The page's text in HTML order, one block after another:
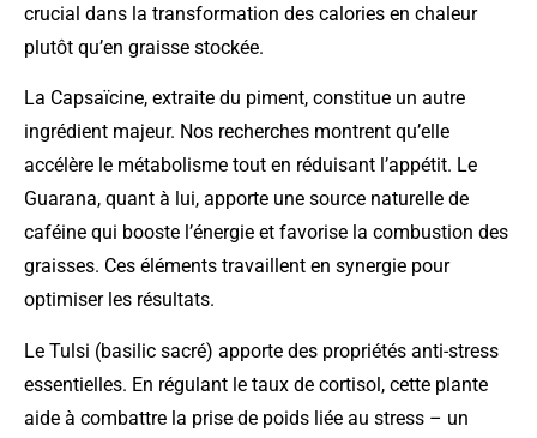
crucial dans la transformation des calories en chaleur
plutôt qu’en graisse stockée.
La Capsaïcine, extraite du piment, constitue un autre
ingrédient majeur. Nos recherches montrent qu’elle
accélère le métabolisme tout en réduisant l’appétit. Le
Guarana, quant à lui, apporte une source naturelle de
caféine qui booste l’énergie et favorise la combustion des
graisses. Ces éléments travaillent en synergie pour
optimiser les résultats.
Le Tulsi (basilic sacré) apporte des propriétés anti-stress
essentielles. En régulant le taux de cortisol, cette plante
aide à combattre la prise de poids liée au stress – un